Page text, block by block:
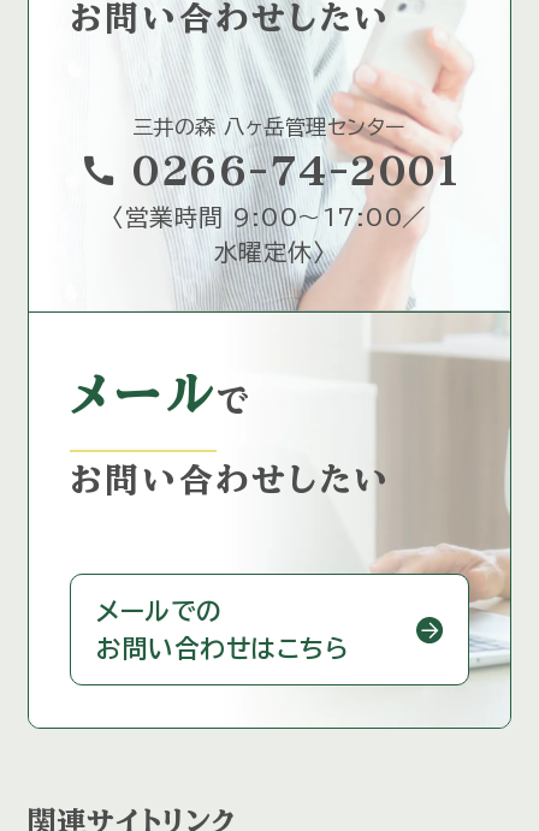
お問い合わせしたい
三井の森 八ヶ岳管理センター
call 0266-74-2001
〈 営業時間 9:00～17:00／
水曜定休〉
メールで
お問い合わせしたい
メールでの
お問い合わせはこちら
関連サイトリンク